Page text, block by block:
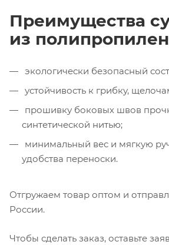
Преимущества
из
экологически безопасный
устойчивость к грибку,
прошивку боковых швов
синтетической нитью;
минимальный вес и мягкую
удобства переноски.
Отгружаем товар оптом и
России.
Чтобы сделать заказ, оставьте